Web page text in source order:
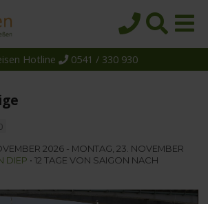
Hotline 0541 / 330 930
2026 - MONTAG, 23. NOVEMBER
DIEP • 12 TAGE VON SAIGON NACH